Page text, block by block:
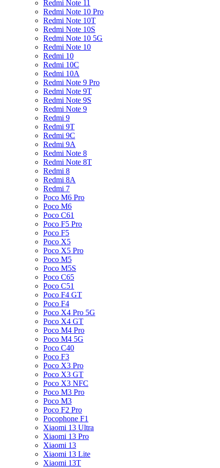
Redmi Note 11
Redmi Note 10 Pro
Redmi Note 10T
Redmi Note 10S
Redmi Note 10 5G
Redmi Note 10
Redmi 10
Redmi 10C
Redmi 10A
Redmi Note 9 Pro
Redmi Note 9T
Redmi Note 9S
Redmi Note 9
Redmi 9
Redmi 9T
Redmi 9C
Redmi 9A
Redmi Note 8
Redmi Note 8T
Redmi 8
Redmi 8A
Redmi 7
Poco M6 Pro
Poco M6
Poco C61
Poco F5 Pro
Poco F5
Poco X5
Poco X5 Pro
Poco M5
Poco M5S
Poco C65
Poco C51
Poco F4 GT
Poco F4
Poco X4 Pro 5G
Poco X4 GT
Poco M4 Pro
Poco M4 5G
Poco C40
Poco F3
Poco X3 Pro
Poco X3 GT
Poco X3 NFC
Poco M3 Pro
Poco M3
Poco F2 Pro
Pocophone F1
Xiaomi 13 Ultra
Xiaomi 13 Pro
Xiaomi 13
Xiaomi 13 Lite
Xiaomi 13T